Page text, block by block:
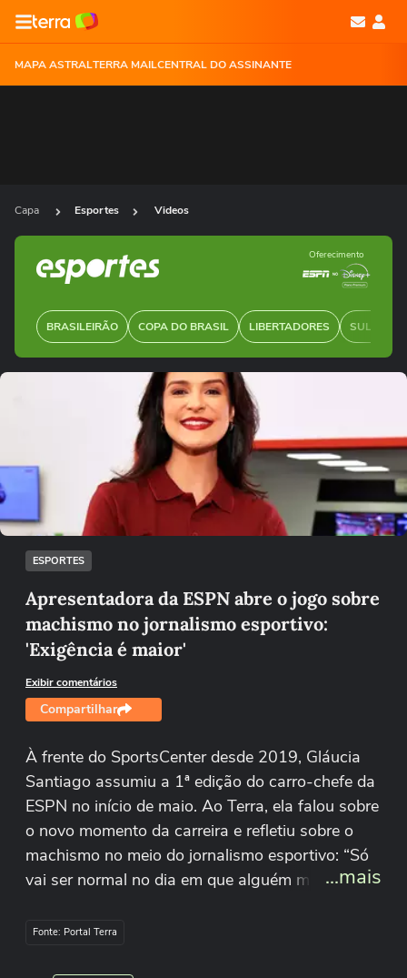
MAPA ASTRALTERRA MAILCENTRAL DO ASSINANTE
Capa Esportes Videos
BRASILEIRÃO COPA DO BRASIL LIBERTADORES SUL-
Oferecimento
Não foi possível reproduzir o vídeo
Tentar novamente
ESPORTES
Apresentadora da ESPN abre o jogo sobre
machismo no jornalismo esportivo:
'Exigência é maior'
Exibir comentários
Compartilhar
À frente do SportsCenter desde 2019, Gláucia
Santiago assumiu a 1ª edição do carro-chefe da
ESPN no início de maio. Ao Terra, ela falou sobre
o novo momento da carreira e refletiu sobre o
machismo no meio do jornalismo esportivo: “Só
vai ser normal no dia em que alguém me
esportivo e ponto, sem o adendo de como é
...mais
Fonte: Portal Terra